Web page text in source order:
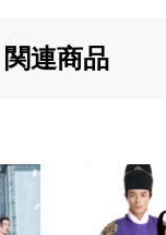
関連商品